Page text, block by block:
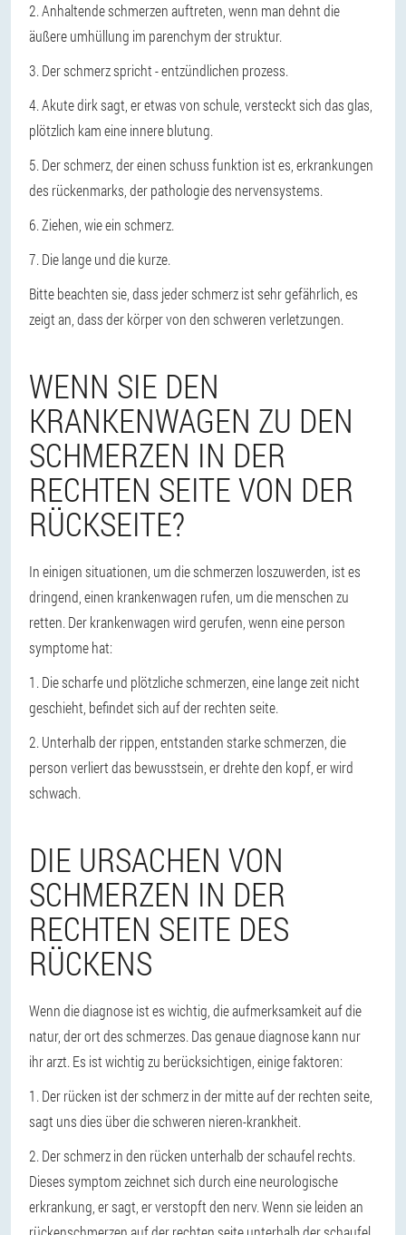
2. Anhaltende schmerzen auftreten, wenn man dehnt die
äußere umhüllung im parenchym der struktur.
3. Der schmerz spricht - entzündlichen prozess.
4. Akute dirk sagt, er etwas von schule, versteckt sich das glas,
plötzlich kam eine innere blutung.
5. Der schmerz, der einen schuss funktion ist es, erkrankungen
des rückenmarks, der pathologie des nervensystems.
6. Ziehen, wie ein schmerz.
7. Die lange und die kurze.
Bitte beachten sie, dass jeder schmerz ist sehr gefährlich, es
zeigt an, dass der körper von den schweren verletzungen.
WENN SIE DEN
KRANKENWAGEN ZU DEN
SCHMERZEN IN DER
RECHTEN SEITE VON DER
RÜCKSEITE?
In einigen situationen, um die schmerzen loszuwerden, ist es
dringend, einen krankenwagen rufen, um die menschen zu
retten. Der krankenwagen wird gerufen, wenn eine person
symptome hat:
1. Die scharfe und plötzliche schmerzen, eine lange zeit nicht
geschieht, befindet sich auf der rechten seite.
2. Unterhalb der rippen, entstanden starke schmerzen, die
person verliert das bewusstsein, er drehte den kopf, er wird
schwach.
DIE URSACHEN VON
SCHMERZEN IN DER
RECHTEN SEITE DES
RÜCKENS
Wenn die diagnose ist es wichtig, die aufmerksamkeit auf die
natur, der ort des schmerzes. Das genaue diagnose kann nur
ihr arzt. Es ist wichtig zu berücksichtigen, einige faktoren:
1. Der rücken ist der schmerz in der mitte auf der rechten seite,
sagt uns dies über die schweren nieren-krankheit.
2. Der schmerz in den rücken unterhalb der schaufel rechts.
Dieses symptom zeichnet sich durch eine neurologische
erkrankung, er sagt, er verstopft den nerv. Wenn sie leiden an